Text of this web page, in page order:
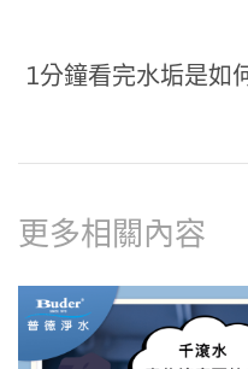
1分鐘看完水垢是如
更多相關內容